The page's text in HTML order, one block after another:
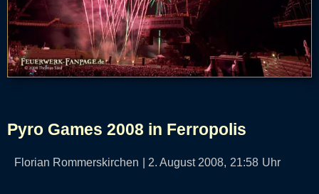
Pyro Games 2008 in Ferropolis
Florian Rommerskirchen 2. August 2008, 21:58 Uhr